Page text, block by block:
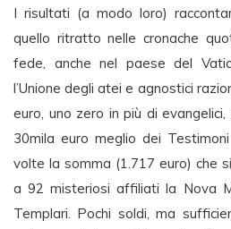
I risultati (a modo loro)
quello ritratto nelle cronache
fede, anche nel paese del
l’Unione degli atei e agnostici
euro, uno zero in più di
30mila euro meglio dei
volte la somma (1.717 euro) che
a 92 misteriosi affiliati la Nova
Templari. Pochi soldi, ma